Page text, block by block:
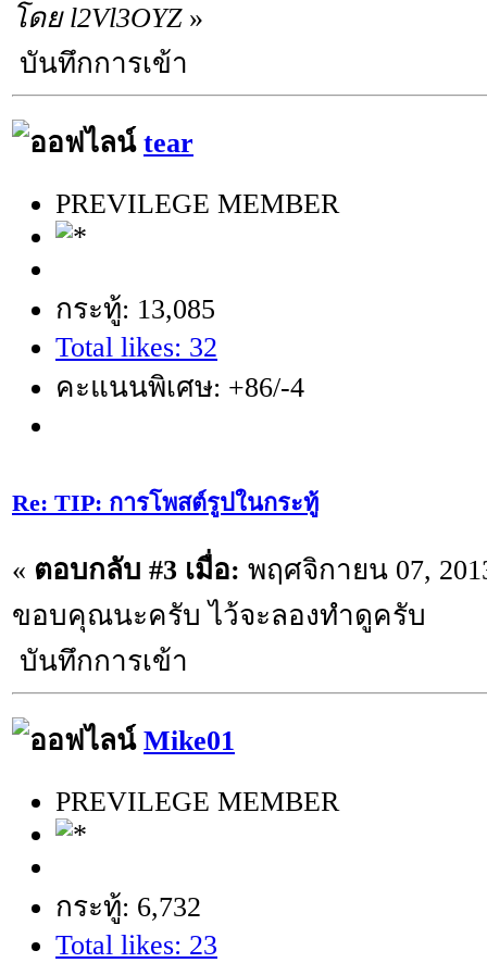
โดย l2Vl3OYZ»
บันทึกการเข้า
tear
PREVILEGE MEMBER
กระทู้: 13,085
Total likes: 32
คะแนนพิเศษ: +86/-4
Re: TIP: การโพสต์รูปในกระทู้
« ตอบกลับ #3 เมื่อ: พฤศจิกายน 07,
ขอบคุณนะครับ ไว้จะลองทำดูครับ
บันทึกการเข้า
Mike01
PREVILEGE MEMBER
กระทู้: 6,732
Total likes: 23